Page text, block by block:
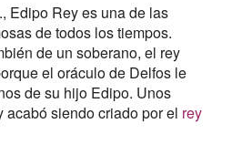
Edipo Rey es una de las
de todos los tiempos.
de un soberano, el rey
el oráculo de Delfos le
de su hijo Edipo. Unos
acabó siendo criado por el rey